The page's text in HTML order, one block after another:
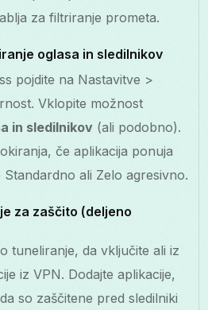
za filtriranje prometa.
oglasa in sledilnikov
pojdite na Nastavitve >
Vklopite možnost
in sledilnikov (ali podobno).
če aplikacija ponuja
ali Zelo agresivno.
za zaščito (deljeno
tuneliranje, da vključite ali iz
iz VPN. Dodajte aplikacije,
so zaščitene pred sledilniki